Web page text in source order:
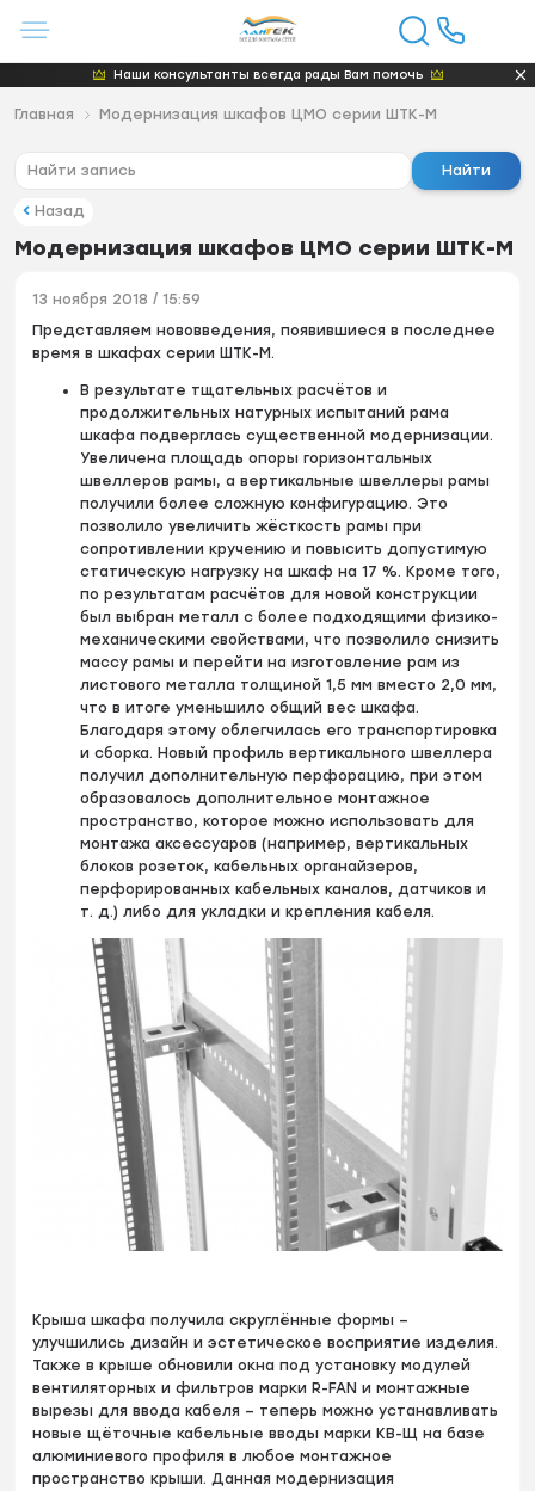
Наши консультанты всегда рады Вам помочь
Главная Модернизация шкафов ЦМО серии ШТК-М
Найти
Назад
Модернизация шкафов ЦМО серии ШТК-М
13 ноября 2018 / 15:59
Представляем нововведения, появившиеся в последнее
время в шкафах серии ШТК-М.
В результате тщательных расчётов и
продолжительных натурных испытаний рама
шкафа подверглась существенной модернизации.
Увеличена площадь опоры горизонтальных
швеллеров рамы, а вертикальные швеллеры рамы
получили более сложную конфигурацию. Это
позволило увеличить жёсткость рамы при
сопротивлении кручению и повысить допустимую
статическую нагрузку на шкаф на 17 %. Кроме того,
по результатам расчётов для новой конструкции
был выбран металл с более подходящими физико-
механическими свойствами, что позволило снизить
массу рамы и перейти на изготовление рам из
листового металла толщиной 1,5 мм вместо 2,0 мм,
что в итоге уменьшило общий вес шкафа.
Благодаря этому облегчилась его транспортировка
и сборка. Новый профиль вертикального швеллера
получил дополнительную перфорацию, при этом
образовалось дополнительное монтажное
пространство, которое можно использовать для
монтажа аксессуаров (например, вертикальных
блоков розеток, кабельных органайзеров,
перфорированных кабельных каналов, датчиков и
т. д.) либо для укладки и крепления кабеля.
Крыша шкафа получила скруглённые формы –
улучшились дизайн и эстетическое восприятие изделия.
Также в крыше обновили окна под установку модулей
вентиляторных и фильтров марки R-FAN и монтажные
вырезы для ввода кабеля – теперь можно устанавливать
новые щёточные кабельные вводы марки КВ-Щ на базе
алюминиевого профиля в любое монтажное
пространство крыши. Данная модернизация